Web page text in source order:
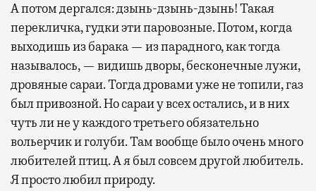
самолеты. В Москве нет недостатка
в лаунжах. В аэропортах их обычно
несколько — в разных зонах воздушных
гаваней. На некоторых вокзалах — тоже.
Лаунжи доступны на Ленинградском,
Павелецком, Казанском, Ярославском
и Курском вокзалах.Попасть в бизнес-залы
могут держатели карт Mir Supreme. Причем
не только в столице. Всего доступно более
1000 бизнес-залов по всему миру.
А потом дергался: дзынь-дзынь-дзынь! Такая
перекличка, гудки эти паровозные. Потом, когда
выходишь из барака — из парадного, как тогда
называлось, — видишь дворы, бесконечные лужи,
дровяные сараи. Тогда дровами уже не топили, газ
был привозной. Но сараи у всех остались, и в них
чуть ли не у каждого третьего обязательно
вольерчик и голуби. Там вообще было очень много
любителей птиц. А я был совсем другой любитель.
Я просто любил природу.